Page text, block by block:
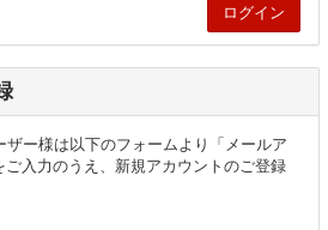
ザー様は以下のフォームより「メールア
ご入力のうえ、新規アカウントのご登録